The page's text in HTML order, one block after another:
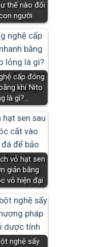
thế nào đối
người
cấp đông
khí Nito
là gì?…
vỏ hạt sen
giản bằng
vỏ hiện đại
nghệ sấy